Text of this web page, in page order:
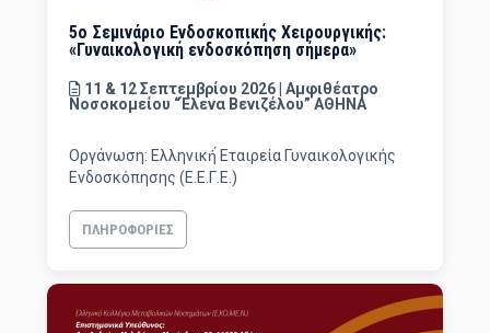
5ο Σεμινάριο Ενδοσκοπικής Χειρουργικής:
«Γυναικολογική ενδοσκόπηση σήμερα»
11 & 12 Σεπτεμβρίου 2026 | Αμφιθέατρο
Νοσοκομείου “Έλενα Βενιζέλου” ΑΘΗΝΑ
Οργάνωση: Ελληνική́ Εταιρεία Γυναικολογικής
Ενδοσκόπησης (Ε.Ε.Γ.Ε.)
ΠΛΗΡΟΦΟΡΊΕΣ